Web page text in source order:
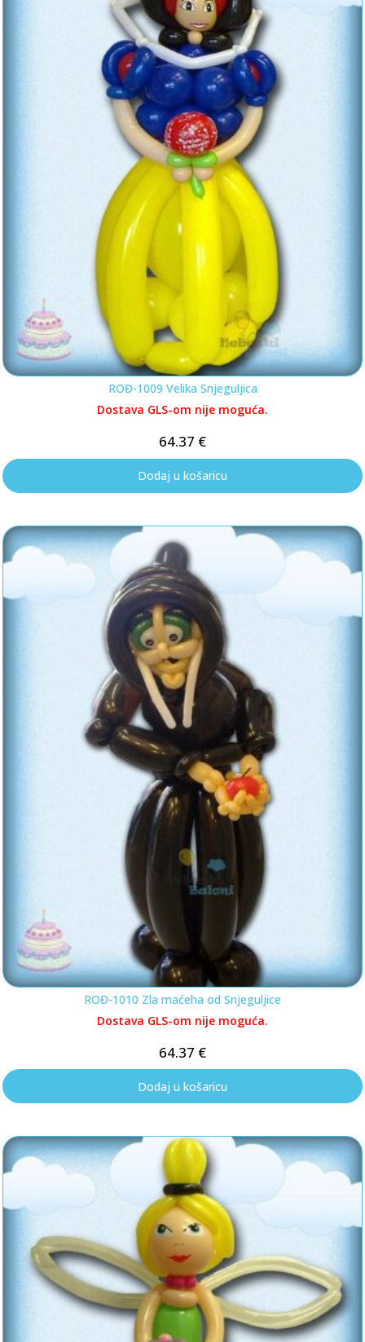
ROĐ-1009 Velika Snjeguljica
Dostava GLS-om nije moguća.
64.37 €
Dodaj u košaricu
ROĐ-1010 Zla maćeha od Snjeguljice
Dostava GLS-om nije moguća.
64.37 €
Dodaj u košaricu